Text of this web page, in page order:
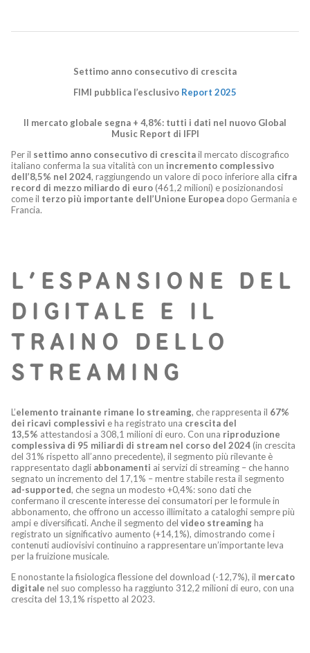
Settimo anno consecutivo di crescita
FIMI pubblica l’esclusivo Report 2025
Il mercato globale segna + 4,8%: tutti i dati nel nuovo Global
Music Report di IFPI
Per il settimo anno consecutivo di crescitail mercato discografico
italiano conferma la sua vitalità con un incremento complessivo
dell’8,5% nel 2024, raggiungendo un valore di poco inferiore alla cifra
record di mezzo miliardo di euro (461,2 milioni) e posizionandosi
come il terzo più importante dell’Unione Europea dopo Germania e
Francia.
L’ESPANSIONE DEL
DIGITALE E IL
TRAINO DELLO
STREAMING
L’elemento trainante rimane lo streaming, che rappresenta il 67%
dei ricavi complessivi e ha registrato una crescita del
13,5% attestandosi a 308,1 milioni di euro. Con una riproduzione
complessiva di 95 miliardi di stream nel corso del 2024 (in crescita
del 31% rispetto all’anno precedente), il segmento più rilevante è
rappresentato dagli abbonamenti ai servizi di streaming – che hanno
segnato un incremento del 17,1% – mentre stabile resta il segmento
ad-supported, che segna un modesto +0,4%: sono dati che
confermano il crescente interesse dei consumatori per le formule in
abbonamento, che offrono un accesso illimitato a cataloghi sempre più
ampi e diversificati. Anche il segmento del video streaming ha
registrato un significativo aumento (+14,1%), dimostrando come i
contenuti audiovisivi continuino a rappresentare un’importante leva
per la fruizione musicale.
E nonostante la fisiologica flessione del download (-12,7%), il mercato
digitale nel suo complesso ha raggiunto 312,2 milioni di euro, con una
crescita del 13,1% rispetto al 2023.